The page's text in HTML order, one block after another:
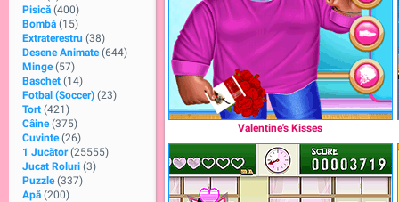
Pisică (400)
Bombă (15)
Extraterestru (38)
Desene Animate (644)
Minge (57)
Baschet (14)
Fotbal (Soccer) (23)
Tort (421)
Câine (375)
Cuvinte (26)
1 Jucător (25555)
Jucat Roluri (3)
Puzzle (337)
Apă (200)
Valentine's Kisses